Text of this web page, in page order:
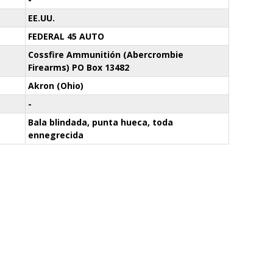
EE.UU.
FEDERAL 45 AUTO
Cossfire Ammunitión (Abercrombie
Firearms) PO Box 13482
Akron (Ohio)
-
Bala blindada, punta hueca, toda
ennegrecida